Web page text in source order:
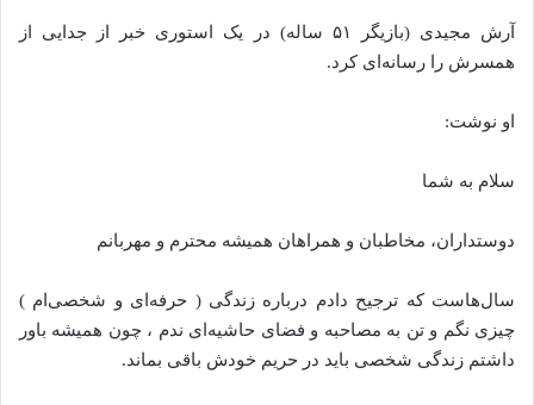
آرش مجیدی (بازیگر ۵۱ ساله) در یک استوری خبر از جدایی از
همسرش را رسانه‌ای کرد.
او نوشت:
سلام به شما
دوستداران، مخاطبان و همراهان همیشه محترم و مهربانم
سال‌هاست که ترجیح‌ دادم درباره زندگی ( حرفه‌ای و شخصی‌ام )
چیزی نگم و تن به مصاحبه و فضای حاشیه‌ای ندم ، چون همیشه باور
داشتم زندگی شخصی باید در حریم خودش باقی بماند.